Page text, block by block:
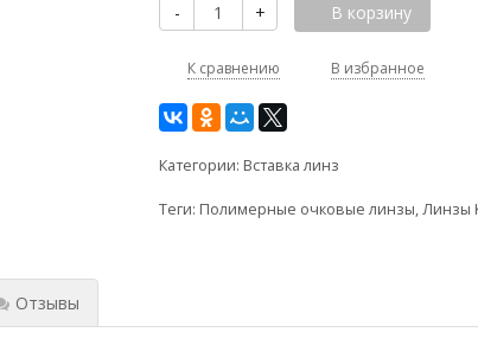
- + В корзину
К сравнению В избранное
Категории: Вставка линз
Теги: Полимерные очковые линзы,Линзы
Отзывы